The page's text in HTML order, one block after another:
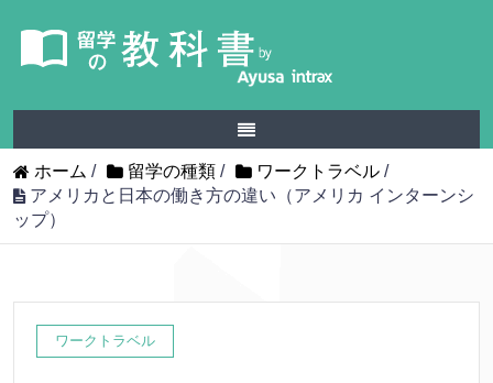
ホーム / 留学の種類 / ワークトラベル /
アメリカと日本の働き方の違い（アメリカ インターンシ
ップ）
ワークトラベル